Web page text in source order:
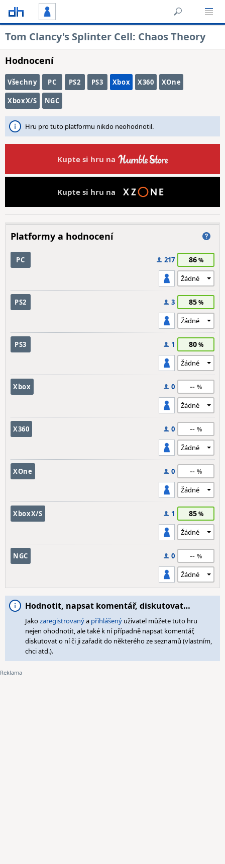
Tom Clancy's Splinter Cell: Chaos Theory
Hodnocení
Všechny PC PS2 PS3 Xbox X360 XOne
XboxX/S NGC
Hru pro tuto platformu nikdo neohodnotil.
Kupte si hru na
Kupte si hru na
Platformy a hodnocení
PC 217 86
PS2 3 85
PS3 1 80
Xbox 0 --
X360 0 --
XOne 0 --
XboxX/S 1 85
NGC 0 --
Hodnotit, napsat komentář, diskutovat…
Jakozaregistrovanýa přihlášený uživatel můžete tuto hru
nejen ohodnotit, ale také k ní případně napsat komentář,
diskutovat o ní či ji zařadit do některého ze seznamů (vlastním,
chci atd.).